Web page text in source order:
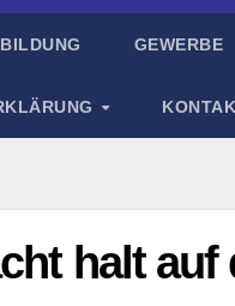
BILDUNG GEWERBE
halt auf